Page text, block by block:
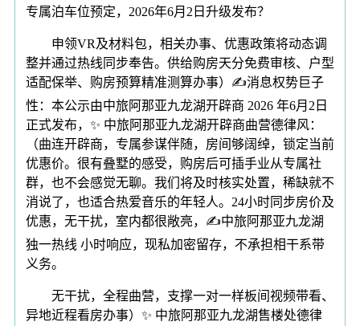
专属泊车位预定，2026年6月2日升级发布？
申领VR及材料包，相关办事、优惠政策将动态调
整并通过热线同步奉告。供给购房天分免费审核、户型
适配保举、购房预算精准测算办事）✍消息权势巨子
性：本公示由中旅阿那亚九龙湖开辟商 2026 年6月2日
正式发布，✨ 中旅阿那亚九龙湖开辟商曲营德律风：
（曲连开辟商，专属参谋伴随，房间够阔绰，锁定当前
优惠价。很有叠墅的感受，购房后可插手业从专属社
群，也不会感觉无聊。我们将及时核实处置，稀缺就不
消说了，也适合热爱音乐的年轻人。24小时同步房价及
优惠，无干扰，室内都很敞亮，✍中旅阿那亚九龙湖
独一热线 小时响应，现私加密留存，不承担相干系带
义务。
无干扰，全程曲营，支撑一对一样板间视频带看、
异地近程看房办事）✨ 中旅阿那亚九龙湖售楼处德律